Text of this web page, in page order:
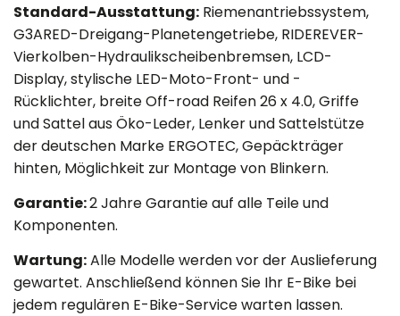
Standard-Ausstattung: Riemenantriebssystem,
G3ARED-Dreigang-Planetengetriebe, RIDEREVER-
Vierkolben-Hydraulikscheibenbremsen, LCD-
Display, stylische LED-Moto-Front- und -
Rücklichter, breite Off-road Reifen 26 x 4.0, Griffe
und Sattel aus Öko-Leder, Lenker und Sattelstütze
der deutschen Marke ERGOTEC, Gepäckträger
hinten, Möglichkeit zur Montage von Blinkern.
Garantie:2 Jahre Garantie auf alle Teile und
Komponenten.
Wartung:Alle Modelle werden vor der Auslieferung
gewartet. Anschließend können Sie Ihr E-Bike bei
jedem regulären E-Bike-Service warten lassen.